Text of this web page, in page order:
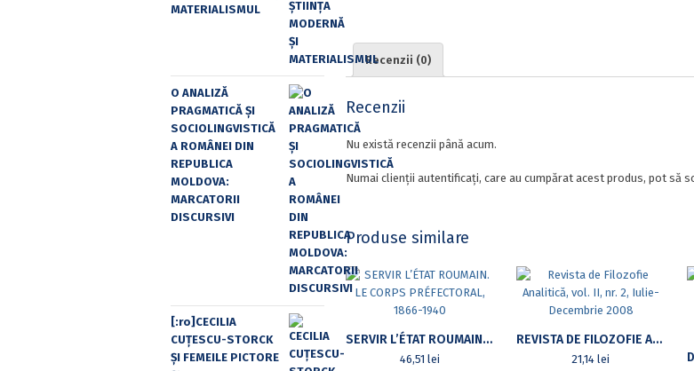
Recenzii (0)
Recenzii
Nu există recenzii până acum.
Numai clienții autentificați, care au cumpărat acest produs, pot să
Produse similare
SERVIR L’ÉTAT ROUMAIN. LE CORPS PRÉFECTORAL, 1866-1940
46,51lei
REVISTA DE FILOZOFIE ANALITICĂ, VOL. II, NR. 2, IULIE-DECEMBRIE 2008
21,14lei
MATERIALISMUL
O ANALIZĂ
PRAGMATICĂ ȘI
SOCIOLINGVISTICĂ
A ROMÂNEI DIN
REPUBLICA
MOLDOVA:
MARCATORII
DISCURSIVI
[:ro]CECILIA
CUŢESCU-STORCK
ŞI FEMEILE PICTORE